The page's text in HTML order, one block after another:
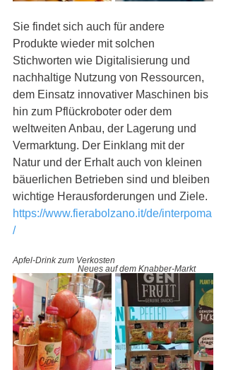
Sie findet sich auch für andere
Produkte wieder mit solchen
Stichworten wie Digitalisierung und
nachhaltige Nutzung von Ressourcen,
dem Einsatz innovativer Maschinen bis
hin zum Pflückroboter oder dem
weltweiten Anbau, der Lagerung und
Vermarktung. Der Einklang mit der
Natur und der Erhalt auch von kleinen
bäuerlichen Betrieben sind und bleiben
wichtige Herausforderungen und Ziele.
https://www.fierabolzano.it/de/interpoma
/
Apfel-Drink zum Verkosten
Neues auf dem Knabber-Markt